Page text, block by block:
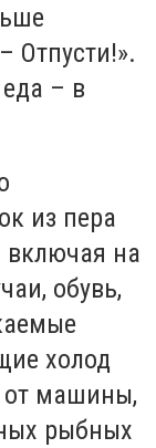
Отпусти!».
– в
из пера
включая на
обувь,
холод
от машины,
рыбных